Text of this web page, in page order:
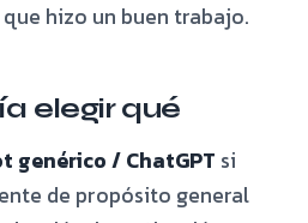
hizo un buen trabajo.
elegir qué
genérico / ChatGPT si
de propósito general